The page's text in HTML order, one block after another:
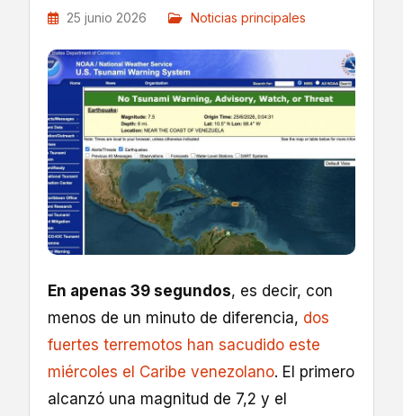
25 junio 2026 Noticias principales
En apenas 39 segundos, es decir, con
menos de un minuto de diferencia, dos
fuertes terremotos han sacudido este
miércoles el Caribe venezolano. El primero
alcanzó una magnitud de 7,2 y el